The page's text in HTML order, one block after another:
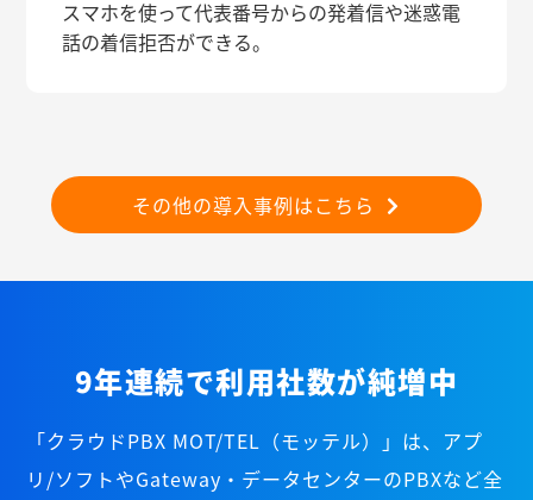
スマホを使って代表番号からの発着信や迷惑電
話の着信拒否ができる。
その他の導入事例はこちら
9年連続で利用社数が純増中
「クラウドPBX MOT/TEL（モッテル）」は、アプ
リ/ソフトやGateway・データセンターのPBXなど全